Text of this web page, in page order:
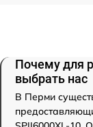
Почему для
выбрать нас
В Перми